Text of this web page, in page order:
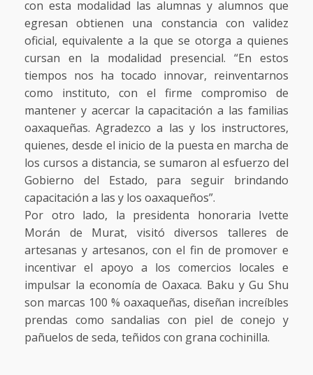
con esta modalidad las alumnas y alumnos que
egresan obtienen una constancia con validez
oficial, equivalente a la que se otorga a quienes
cursan en la modalidad presencial. “En estos
tiempos nos ha tocado innovar, reinventarnos
como instituto, con el firme compromiso de
mantener y acercar la capacitación a las familias
oaxaqueñas. Agradezco a las y los instructores,
quienes, desde el inicio de la puesta en marcha de
los cursos a distancia, se sumaron al esfuerzo del
Gobierno del Estado, para seguir brindando
capacitación a las y los oaxaqueños”.
Por otro lado, la presidenta honoraria Ivette
Morán de Murat, visitó diversos talleres de
artesanas y artesanos, con el fin de promover e
incentivar el apoyo a los comercios locales e
impulsar la economía de Oaxaca. Baku y Gu Shu
son marcas 100 % oaxaqueñas, diseñan increíbles
prendas como sandalias con piel de conejo y
pañuelos de seda, teñidos con grana cochinilla.